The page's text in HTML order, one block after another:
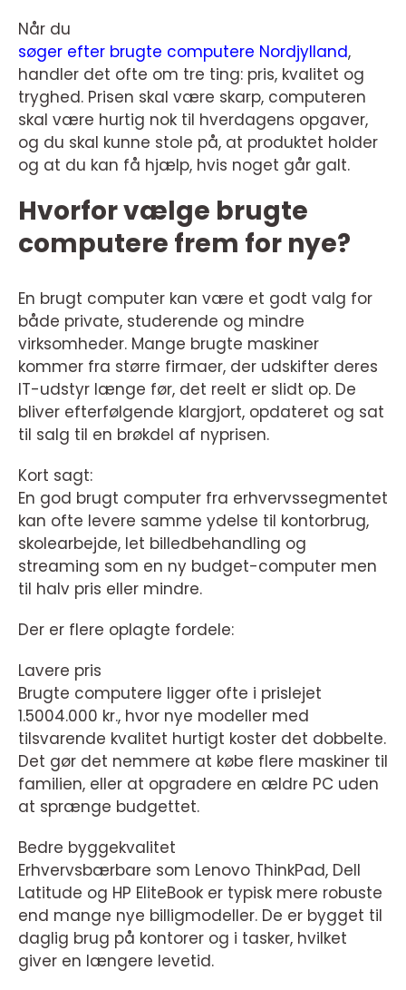
Når du
søger efter brugte computere Nordjylland,
handler det ofte om tre ting: pris, kvalitet og
tryghed. Prisen skal være skarp, computeren
skal være hurtig nok til hverdagens opgaver,
og du skal kunne stole på, at produktet holder
og at du kan få hjælp, hvis noget går galt.
Hvorfor vælge brugte
computere frem for nye?
En brugt computer kan være et godt valg for
både private, studerende og mindre
virksomheder. Mange brugte maskiner
kommer fra større firmaer, der udskifter deres
IT-udstyr længe før, det reelt er slidt op. De
bliver efterfølgende klargjort, opdateret og sat
til salg til en brøkdel af nyprisen.
Kort sagt:
En god brugt computer fra erhvervssegmentet
kan ofte levere samme ydelse til kontorbrug,
skolearbejde, let billedbehandling og
streaming som en ny budget-computer men
til halv pris eller mindre.
Der er flere oplagte fordele:
Lavere pris
Brugte computere ligger ofte i prislejet
1.5004.000 kr., hvor nye modeller med
tilsvarende kvalitet hurtigt koster det dobbelte.
Det gør det nemmere at købe flere maskiner til
familien, eller at opgradere en ældre PC uden
at sprænge budgettet.
Bedre byggekvalitet
Erhvervsbærbare som Lenovo ThinkPad, Dell
Latitude og HP EliteBook er typisk mere robuste
end mange nye billigmodeller. De er bygget til
daglig brug på kontorer og i tasker, hvilket
giver en længere levetid.